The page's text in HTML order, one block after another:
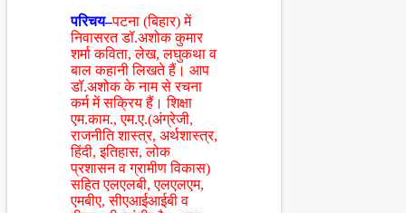
परिचय–पटना (बिहार) में
निवासरत डॉ.अशोक कुमार
शर्मा कविता, लेख, लघुकथा व
बाल कहानी लिखते हैं। आप
डॉ.अशोक के नाम से रचना
कर्म में सक्रिय हैं। शिक्षा
एम.काम., एम.ए.(अंग्रेजी,
राजनीति शास्त्र, अर्थशास्त्र,
हिंदी, इतिहास, लोक
प्रशासन व ग्रामीण विकास)
सहित एलएलबी, एलएलएम,
एमबीए, सीएआईआईबी व